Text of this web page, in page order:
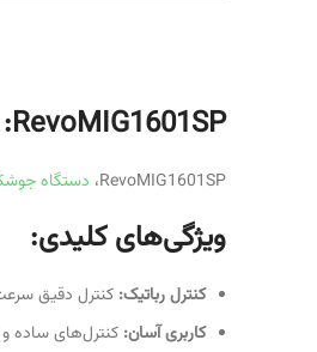
RevoMIG1601SP: دستگاه جوشکاری حرفه‌ای و قدرتمند
RevoMIG1601SP، دستگاه
ویژگی‌های کلیدی:
کنترل رباتیک: کنترل دقیق
کاربری آسان: کنترل‌های ساده و